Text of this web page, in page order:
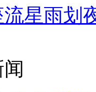
星雨划